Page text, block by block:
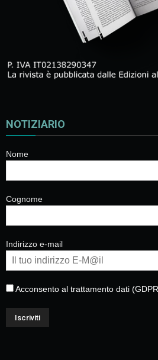
NOTIZIARIO
Nome
Cognome
Indirizzo e-mail
Acconsento al trattamento dati